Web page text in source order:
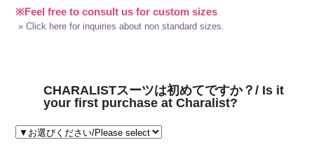
※Feel free to consult us for custom sizes
» Click here for inquiries about non standard sizes.
CHARALISTスーツは初めてですか？/ Is it
your first purchase at Charalist?